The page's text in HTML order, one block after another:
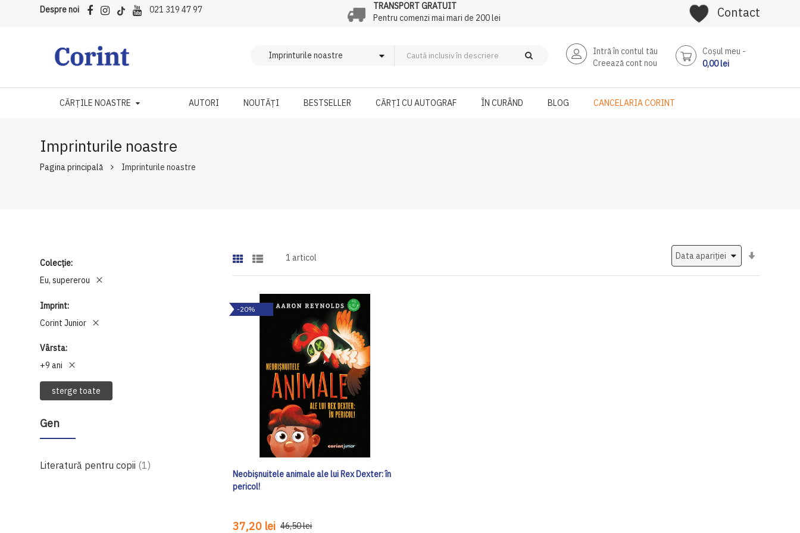
Despre noi 021 319 47 97
TRANSPORT GRATUIT
Pentru comenzi mai mari de 200 lei
Contact
Intră în contul tău
Creează cont nou
Coşul meu
0,00 lei
CĂRȚILE NOASTRE AUTORI NOUTĂȚI BESTSELLER CĂRȚI CU AUTOGRAF ÎN CURÂND BLOG CANCELARIA CORINT
Imprinturile noastre
Pagina principală Imprinturile noastre
Colecție
Eu, supererou
Imprint
Corint Junior
Vârsta
+9 ani
sterge toate
Gen
Literatură pentru copii 1produs
1 articol
-20%
Neobișnuitele animale ale lui Rex Dexter: în
pericol!
37,20 lei 46,50 lei